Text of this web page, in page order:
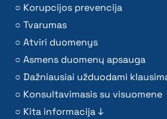
Korupcijos prevencija
Tvarumas
Atviri duomenys
Asmens duomenų apsauga
Dažniausiai užduodami
Konsultavimasis su visuomene
Kita informacija ↓